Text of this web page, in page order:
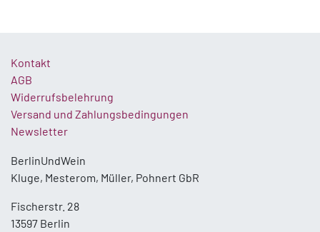
Kontakt
AGB
Widerrufsbelehrung
Versand und Zahlungsbedingungen
Newsletter
BerlinUndWein
Kluge, Mesterom, Müller, Pohnert GbR
Fischerstr. 28
13597 Berlin